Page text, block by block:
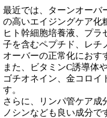
最近では、ターンオーバ
の高いエイジングケア化
ヒト幹細胞培養液、プラ
子を含むペプチド、レチ
オーバーの正常化におす
また、ビタミンC誘導体
ゴチオネイン、金コロイ
す。
さらに、リンパ管ケア成
ノシンなども良い成分で